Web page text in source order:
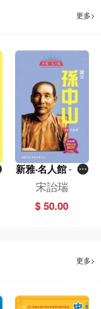
更多>
新雅‧名人館－國
父‧孫中山
宋詒瑞
$ 50.00
更多>